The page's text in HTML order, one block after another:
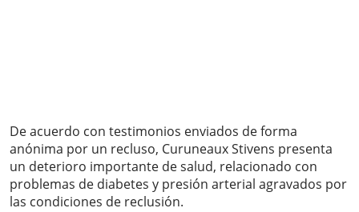
De acuerdo con testimonios enviados de forma
anónima por un recluso, Curuneaux Stivens presenta
un deterioro importante de salud, relacionado con
problemas de diabetes y presión arterial agravados por
las condiciones de reclusión.